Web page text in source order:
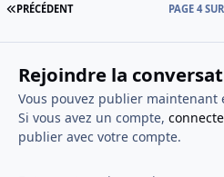
PREMIÈRE PAGE
PRÉCÉDENT PAGE 4
Rejoindre la
Vous pouvez publier
Si vous avez un compte,
publier avec votre compte.